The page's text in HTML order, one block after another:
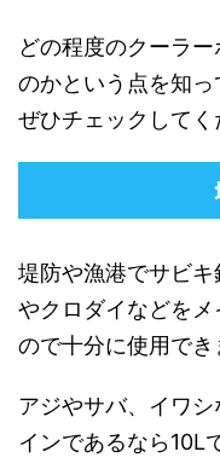
どの程度のクーラ
のかという点を知っ
ぜひチェックしてく
堤防や漁港でサビ
やクロダイなどを
ので十分に使用でき
アジやサバ、イワ
インであるなら10L